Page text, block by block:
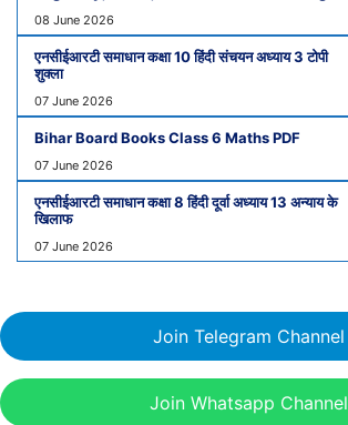
08 June 2026
एनसीईआरटी समाधान कक्षा 10 हिंदी संचयन अध्याय 3 टोपी
शुक्ला
07 June 2026
Bihar Board Books Class 6 Maths PDF
07 June 2026
एनसीईआरटी समाधान कक्षा 8 हिंदी दूर्वा अध्याय 13 अन्याय के
खिलाफ
07 June 2026
Join Telegram Channel
Join Whatsapp Channel